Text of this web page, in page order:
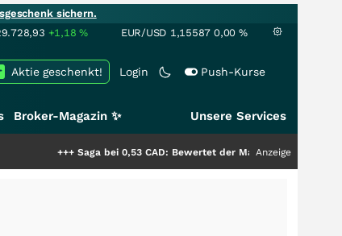
sichern.
+1,18% EUR/USD 1,15587 0,00 %
Login Push-Kurse
Aktie geschenkt!
Broker-Magazin ✨ Unsere Services
Saga bei 0,53 CAD: Bewertet der Markt noch immer nur die
Anzeige